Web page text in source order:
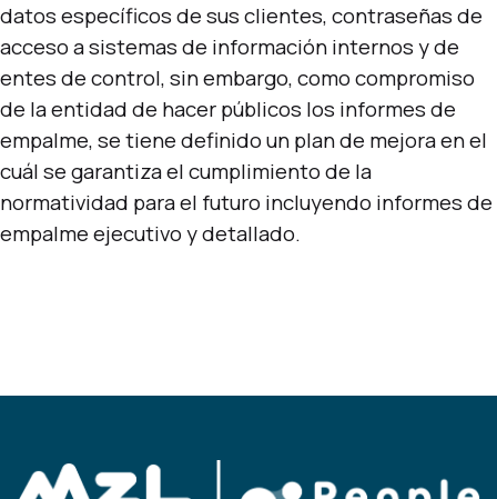
datos específicos de sus clientes, contraseñas de
acceso a sistemas de información internos y de
entes de control, sin embargo, como compromiso
de la entidad de hacer públicos los informes de
empalme, se tiene definido un plan de mejora en el
cuál se garantiza el cumplimiento de la
normatividad para el futuro incluyendo informes de
empalme ejecutivo y detallado.